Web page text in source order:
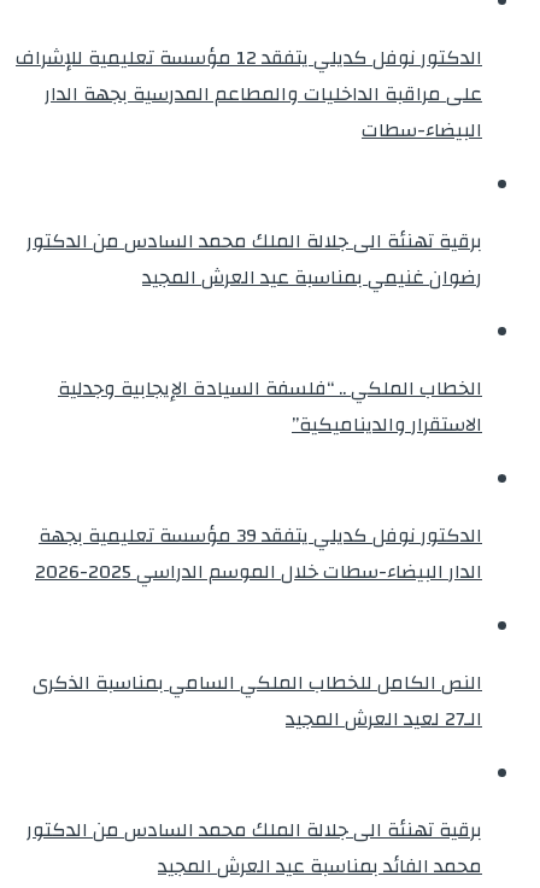
الدكتور نوفل كديلي يتفقد 12 مؤسسة تعليمية للإشراف
على مراقبة الداخليات والمطاعم المدرسية بجهة الدار
البيضاء-سطات
برقية تهنئة الى جلالة الملك محمد السادس من الدكتور
رضوان غنيمي بمناسبة عيد العرش المجيد
الخطاب الملكي .. “فلسفة السيادة الإيجابية وجدلية
الاستقرار والديناميكية”
الدكتور نوفل كديلي يتفقد 39 مؤسسة تعليمية بجهة
الدار البيضاء-سطات خلال الموسم الدراسي 2025-2026
النص الكامل للخطاب الملكي السامي بمناسبة الذكرى
الـ27 لعيد العرش المجيد
برقية تهنئة الى جلالة الملك محمد السادس من الدكتور
محمد الفائد بمناسبة عيد العرش المجيد